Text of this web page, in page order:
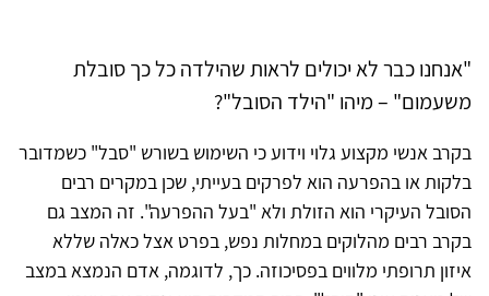
"אנחנו כבר לא יכולים לראות שהילדה כל כך סובלת
משעמום" – מיהו "הילד הסובל"?
בקרב אנשי מקצוע גלוי וידוע כי השימוש בשורש "סבל" כשמדובר
בלקות או בהפרעה הוא לפרקים בעייתי, שכן במקרים רבים
הסובל העיקרי הוא הזולת ולא "בעל ההפרעה". זה המצב גם
בקרב רבים מהלוקים במחלות נפש, בפרט אצל כאלה שללא
איזון תרופתי מלווים בפסיכוזה. כך, לדוגמה, אדם הנמצא במצב